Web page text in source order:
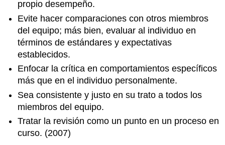
propio desempeño.
Evite hacer comparaciones con otros miembros
del equipo; más bien, evaluar al individuo en
términos de estándares y expectativas
establecidos.
Enfocar la crítica en comportamientos específicos
más que en el individuo personalmente.
Sea consistente y justo en su trato a todos los
miembros del equipo.
Tratar la revisión como un punto en un proceso en
curso. (2007)